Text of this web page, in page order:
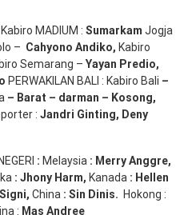
MADIUM : Sumarkam Jogja
– Cahyono Andiko, Kabiro
Semarang – Yayan Predio,
PERWAKILAN BALI : Kabiro Bali –
– Barat – darman – Kosong,
: Jandri Ginting, Deny
: Melaysia : MerryAnggre,
: Jhony Harm, Kanada : Hellen
Signi, China : Sin Dinis. Hokong :
: Mas Andree